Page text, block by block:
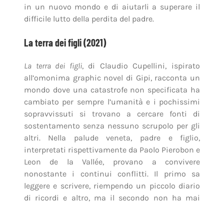
in un nuovo mondo e di aiutarli a superare il
difficile lutto della perdita del padre.
La terra dei figli (2021)
La terra dei figli, di Claudio Cupellini, ispirato
all’omonima graphic novel di Gipi, racconta un
mondo dove una catastrofe non specificata ha
cambiato per sempre l’umanità e i pochissimi
sopravvissuti si trovano a cercare fonti di
sostentamento senza nessuno scrupolo per gli
altri. Nella palude veneta, padre e figlio,
interpretati rispettivamente da Paolo Pierobon e
Leon de la Vallée, provano a convivere
nonostante i continui conflitti. Il primo sa
leggere e scrivere, riempendo un piccolo diario
di ricordi e altro, ma il secondo non ha mai